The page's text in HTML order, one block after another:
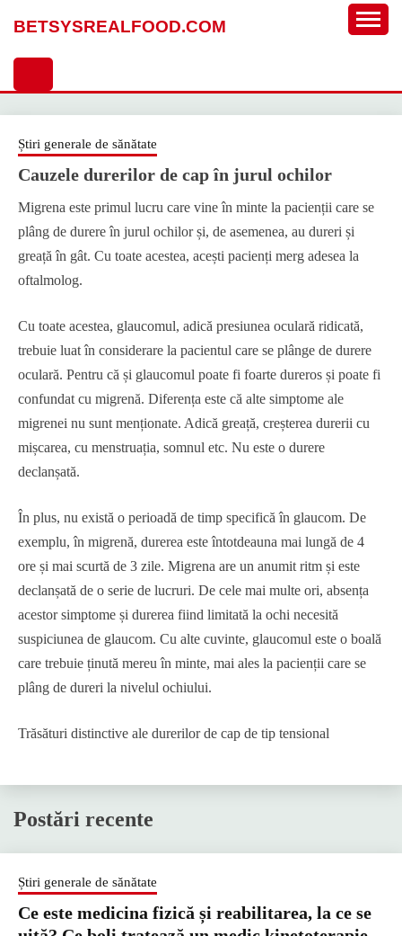
BETSYSREALFOOD.COM
Știri generale de sănătate
Cauzele durerilor de cap în jurul ochilor
Migrena este primul lucru care vine în minte la pacienții care se
plâng de durere în jurul ochilor și, de asemenea, au dureri și
greață în gât. Cu toate acestea, acești pacienți merg adesea la
oftalmolog.
Cu toate acestea, glaucomul, adică presiunea oculară ridicată,
trebuie luat în considerare la pacientul care se plânge de durere
oculară. Pentru că și glaucomul poate fi foarte dureros și poate fi
confundat cu migrenă. Diferența este că alte simptome ale
migrenei nu sunt menționate. Adică greață, creșterea durerii cu
mișcarea, cu menstruația, somnul etc. Nu este o durere
declanșată.
În plus, nu există o perioadă de timp specifică în glaucom. De
exemplu, în migrenă, durerea este întotdeauna mai lungă de 4
ore și mai scurtă de 3 zile. Migrena are un anumit ritm și este
declanșată de o serie de lucruri. De cele mai multe ori, absența
acestor simptome și durerea fiind limitată la ochi necesită
suspiciunea de glaucom. Cu alte cuvinte, glaucomul este o boală
care trebuie ținută mereu în minte, mai ales la pacienții care se
plâng de dureri la nivelul ochiului.
Trăsături distinctive ale durerilor de cap de tip tensional
Postări recente
Știri generale de sănătate
Ce este medicina fizică și reabilitarea, la ce se